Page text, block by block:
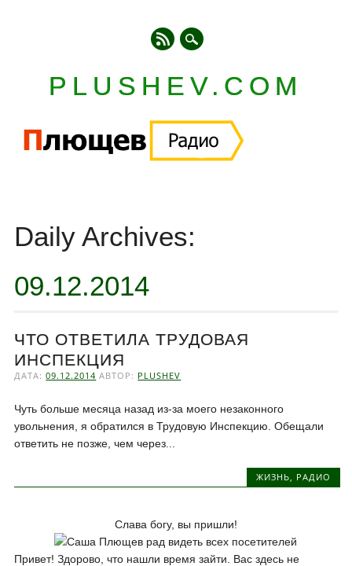
PLUSHEV.COM
content
Daily Archives:
09.12.2014
ЧТО ОТВЕТИЛА ТРУДОВАЯ
ИНСПЕКЦИЯ
ДАТА:09.12.2014 АВТОР: PLUSHEV
Чуть больше месяца назад из-за моего незаконного
увольнения, я обратился в Трудовую Инспекцию. Обещали
ответить не позже, чем через...
ЖИЗНЬ, РАДИО
Слава богу, вы пришли!
Привет! Здорово, что нашли время зайти. Вас здесь не